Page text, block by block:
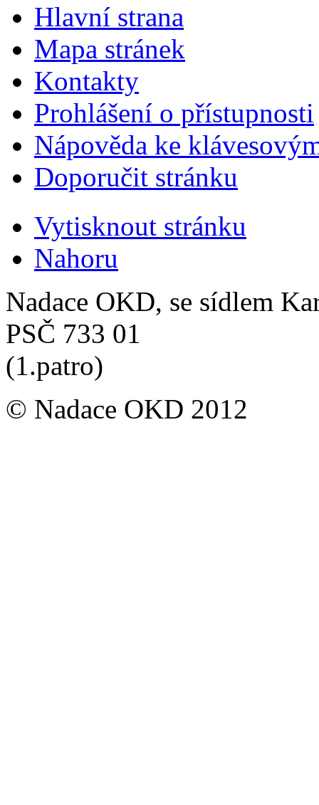
Hlavní strana
Mapa stránek
Kontakty
Prohlášení o přístupnosti
Nápověda ke
Doporučit stránku
Vytisknout stránku
Nahoru
Nadace OKD, se sídlem
PSČ 733 01
(1.patro)
© Nadace OKD 2012